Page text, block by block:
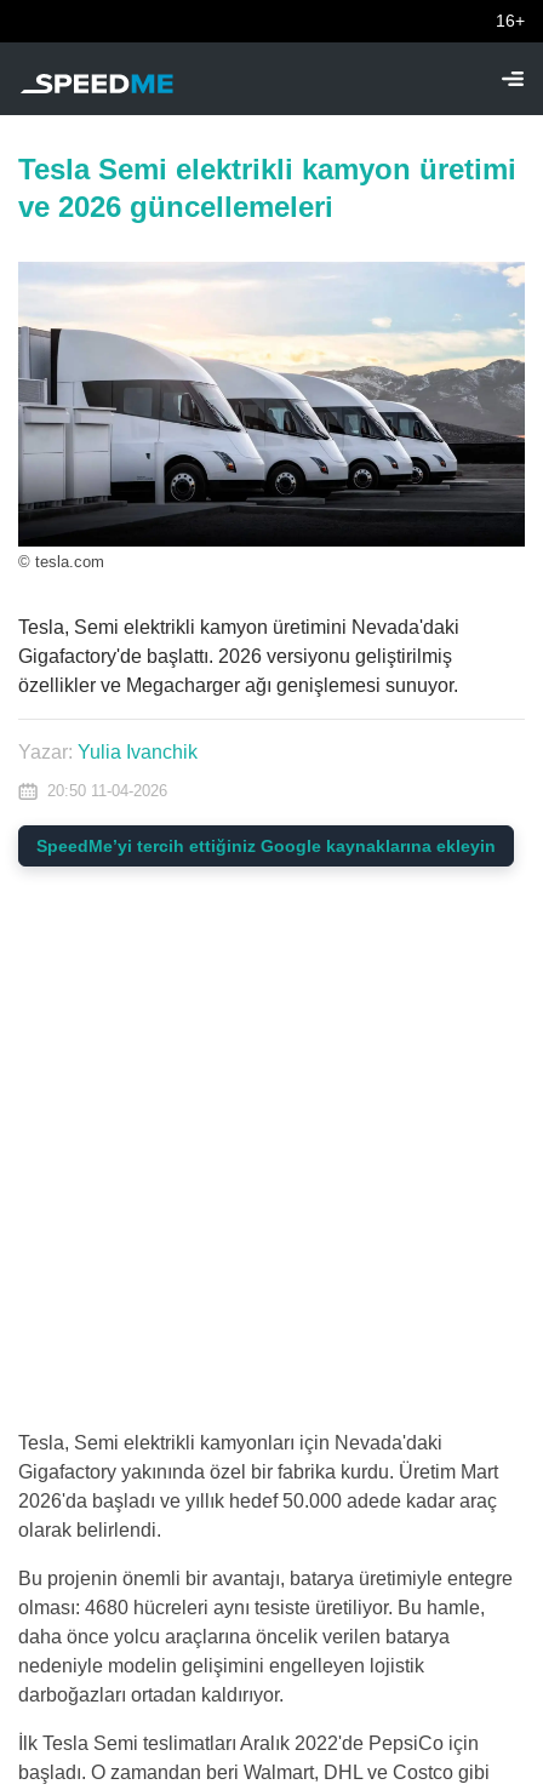
16+
Tesla Semi elektrikli kamyon üretimi
ve 2026 güncellemeleri
© tesla.com
Tesla, Semi elektrikli kamyon üretimini Nevada'daki
Gigafactory'de başlattı. 2026 versiyonu geliştirilmiş
özellikler ve Megacharger ağı genişlemesi sunuyor.
Yazar: Yulia Ivanchik
20:50 11-04-2026
SpeedMe’yi tercih ettiğiniz Google kaynaklarına ekleyin
Tesla, Semi elektrikli kamyonları için Nevada'daki
Gigafactory yakınında özel bir fabrika kurdu. Üretim Mart
2026'da başladı ve yıllık hedef 50.000 adede kadar araç
olarak belirlendi.
Bu projenin önemli bir avantajı, batarya üretimiyle entegre
olması: 4680 hücreleri aynı tesiste üretiliyor. Bu hamle,
daha önce yolcu araçlarına öncelik verilen batarya
nedeniyle modelin gelişimini engelleyen lojistik
darboğazları ortadan kaldırıyor.
İlk Tesla Semi teslimatları Aralık 2022'de PepsiCo için
başladı. O zamandan beri Walmart, DHL ve Costco gibi